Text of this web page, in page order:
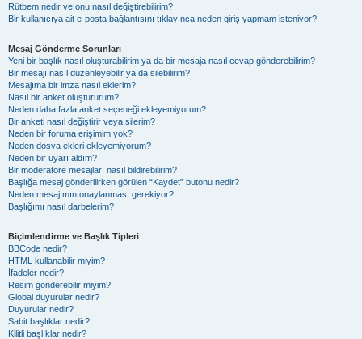
Rütbem nedir ve onu nasıl değiştirebilirim?
Bir kullanıcıya ait e-posta bağlantısını tıklayınca neden giriş yapmam isteniyor?
Mesaj Gönderme Sorunları
Yeni bir başlık nasıl oluşturabilirim ya da bir mesaja nasıl cevap gönderebilirim?
Bir mesajı nasıl düzenleyebilir ya da silebilirim?
Mesajıma bir imza nasıl eklerim?
Nasıl bir anket oluştururum?
Neden daha fazla anket seçeneği ekleyemiyorum?
Bir anketi nasıl değiştirir veya silerim?
Neden bir foruma erişimim yok?
Neden dosya ekleri ekleyemiyorum?
Neden bir uyarı aldım?
Bir moderatöre mesajları nasıl bildirebilirim?
Başlığa mesaj gönderilirken görülen “Kaydet” butonu nedir?
Neden mesajımın onaylanması gerekiyor?
Başlığımı nasıl darbelerim?
Biçimlendirme ve Başlık Tipleri
BBCode nedir?
HTML kullanabilir miyim?
İfadeler nedir?
Resim gönderebilir miyim?
Global duyurular nedir?
Duyurular nedir?
Sabit başlıklar nedir?
Kilitli başlıklar nedir?